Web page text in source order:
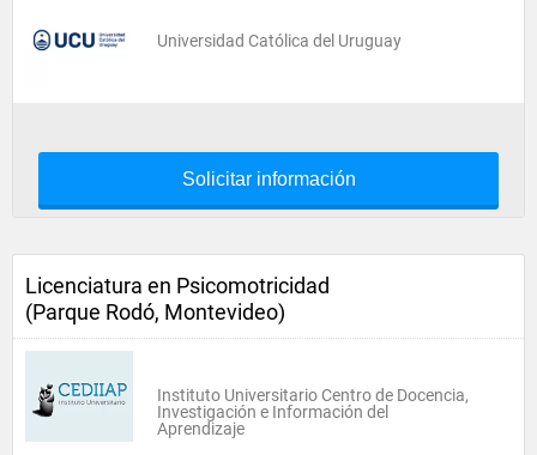
Universidad Católica del Uruguay
Solicitar información
Licenciatura en Psicomotricidad
(Parque Rodó, Montevideo)
Instituto Universitario Centro de Docencia,
Investigación e Información del
Aprendizaje